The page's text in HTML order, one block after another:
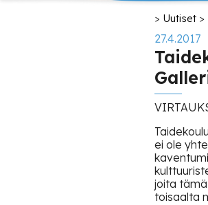
Uutiset
27.4.2017
ei ole
joita
toisaalta